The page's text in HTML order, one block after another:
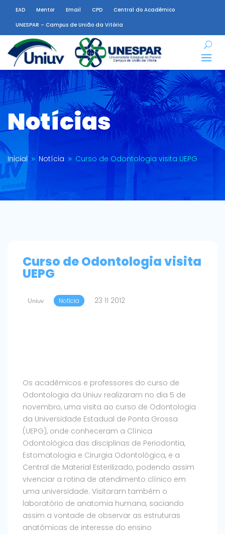
EAD Mentor Email CPD
Central do Acadêmico
UNESPAR – Campus de União da Vitória
Notícias
Inicial 9 Notícia 9 Curso de Odontologia visita UEPG
Curso de Odontologia visita
UEPG
Uniuv Notícia 23 11 2012
Os acadêmicos e professores do curso de
Odontologia da Uniuv realizaram no dia 5 de
novembro, uma visita ao curso de Odontologia
da Universidade Estadual de Ponta Grossa
(UEPG), onde conheceram a Clínica
Odontológica das disciplinas de Periodontia,
Estomatologia e Cirurgia Odontológica, e a
Central de Material Esterilizado, podendo assim
vivenciar a rotina de atendimento clínico em
uma universidade. Visitaram também o
laboratório de anatomia humana, saciando
assim a vontade de observar as estruturas
anatômicas de interesse do ensino